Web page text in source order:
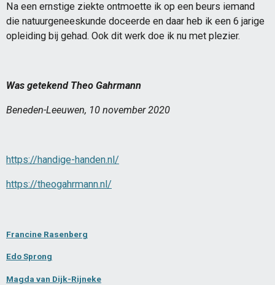
Na een ernstige ziekte ontmoette ik op een beurs iemand
die natuurgeneeskunde doceerde en daar heb ik een 6 jarige
opleiding bij gehad. Ook dit werk doe ik nu met plezier.
Was getekend Theo Gahrmann
Beneden-Leeuwen, 10 november 2020
https://handige-handen.nl/
https://theogahrmann.nl/
Francine Rasenberg
Edo Sprong
Magda van Dijk-Rijneke